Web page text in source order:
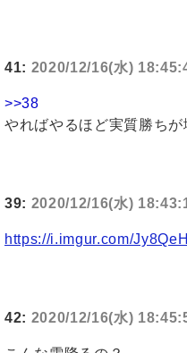
41: 2020/12/16(水)
>>38
やればやるほど実質勝ちが
39: 2020/12/16(水)
https://i.imgur.com/
42: 2020/12/16(水)